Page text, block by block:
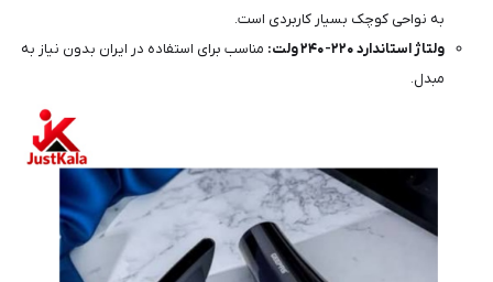
به نواحی کوچک بسیار کاربردی است.
ولتاژ استاندارد ۲۲۰-۲۴۰ ولت:
مناسب برای استفاده در ایران بدون نیاز به
مبدل.